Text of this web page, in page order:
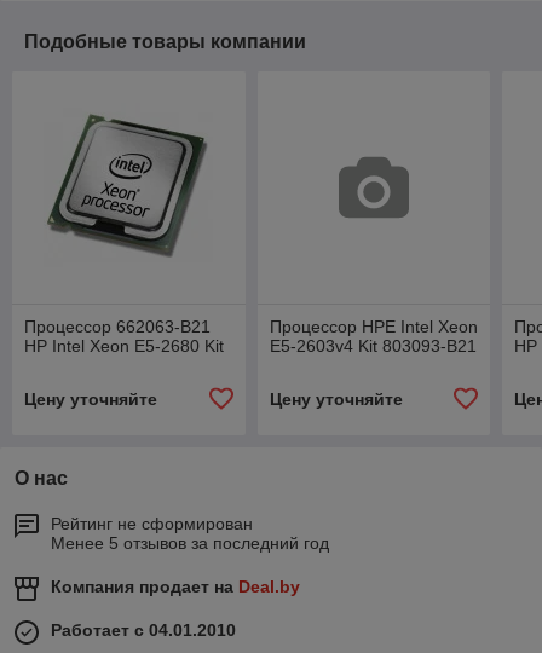
Подобные товары компании
Процессор 662063-B21
HP Intel Xeon E5-2680 Kit
Цену уточняйте
Процессор HPE Intel Xeon
E5-2603v4 Kit 803093-B21
Цену уточняйте
О нас
Рейтинг не сформирован
Менее 5 отзывов за последний год
Компания продает на Deal.by
Работает с 04.01.2010